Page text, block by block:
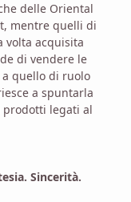
delle Oriental
mentre quelli di
volta acquisita
di vendere le
a quello di ruolo
a spuntarla
legati al
Sincerità.